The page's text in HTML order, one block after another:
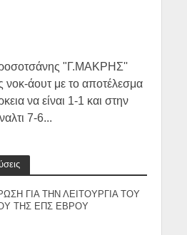
"Γ.ΜΑΚΡΗΣ''
νοκ-άουτ με το αποτέλεσμα
να είναι 1-1 και στην
7-6...
ΓΙΑ ΤΗΝ ΛΕΙΤΟΥΡΓΙΑ ΤΟΥ
ΤΗΣ ΕΠΣ ΕΒΡΟΥ